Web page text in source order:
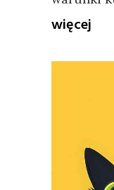
więcej